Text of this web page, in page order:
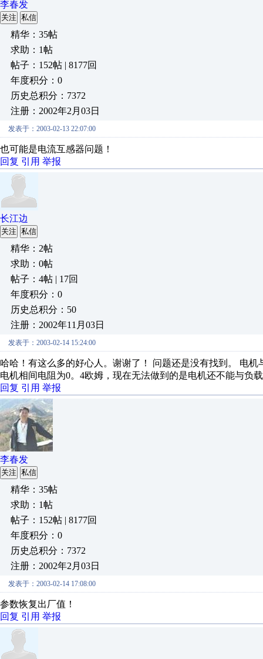
李春发
关注 私信
精华：35帖
求助：1帖
帖子：152帖 | 8177回
年度积分：0
历史总积分：7372
注册：2002年2月03日
发表于：2003-02-13 22:07:00
也可能是电流互感器问题！
回复 引用 举报
长江边
关注 私信
精华：2帖
求助：0帖
帖子：4帖 | 17回
年度积分：0
历史总积分：50
注册：2002年11月03日
发表于：2003-02-14 15:24:00
哈哈！有这么多的好心人。谢谢了！ 问题还是没有找到。 电
电机相间电阻为0。4欧姆，现在无法做到的是电机还不能与负
回复 引用 举报
李春发
关注 私信
精华：35帖
求助：1帖
帖子：152帖 | 8177回
年度积分：0
历史总积分：7372
注册：2002年2月03日
发表于：2003-02-14 17:08:00
参数恢复出厂值！
回复 引用 举报